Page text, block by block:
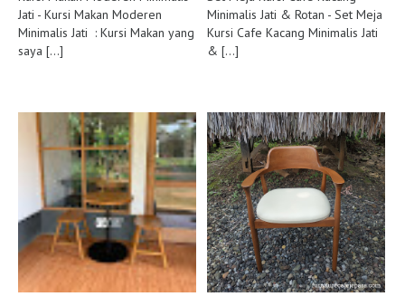
Jati - Kursi Makan Moderen
Minimalis Jati : Kursi Makan yang
saya [...]
Minimalis Jati & Rotan - Set Meja
Kursi Cafe Kacang Minimalis Jati
& [...]